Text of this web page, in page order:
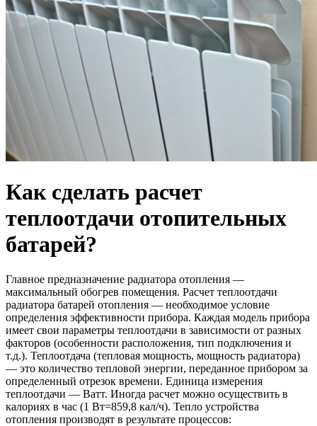
Как сделать расчет
теплоотдачи отопительных
батарей?
Главное предназначение радиатора отопления —
максимальный обогрев помещения. Расчет теплоотдачи
радиатора батарей отопления — необходимое условие
определения эффективности прибора. Каждая модель прибора
имеет свои параметры теплоотдачи в зависимости от разных
факторов (особенности расположения, тип подключения и
т.д.). Теплоотдача (тепловая мощность, мощность радиатора)
— это количество тепловой энергии, переданное прибором за
определенный отрезок времени. Единица измерения
теплоотдачи — Ватт. Иногда расчет можно осуществить в
калориях в час (1 Вт=859,8 кал/ч). Тепло устройства
отопления производят в результате процессов: